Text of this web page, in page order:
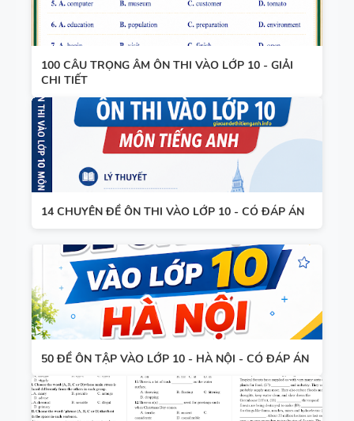
100 CÂU TRỌNG ÂM ÔN THI VÀO LỚP 10 - GIẢI
CHI TIẾT
14 CHUYÊN ĐỀ ÔN THI VÀO LỚP 10 - CÓ ĐÁP ÁN
50 ĐỀ ÔN TẬP VÀO LỚP 10 - HÀ NỘI - CÓ ĐÁP ÁN